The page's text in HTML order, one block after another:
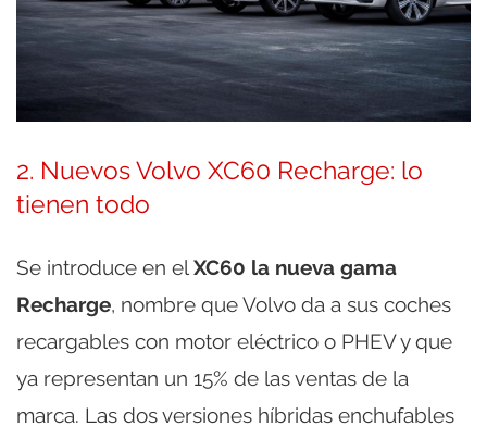
2. Nuevos Volvo XC60 Recharge: lo
tienen todo
Se introduce en elXC60 la nueva gama
Recharge, nombre que Volvo da a sus coches
recargables con motor eléctrico o PHEV y que
ya representan un 15% de las ventas de la
marca. Las dos versiones híbridas enchufables